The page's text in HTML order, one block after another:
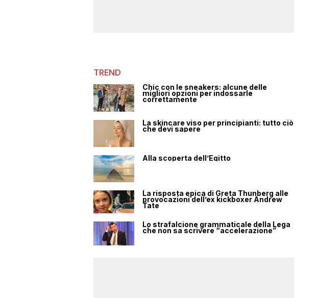
TREND
Chic con le sneakers: alcune delle
migliori opzioni per indossarle
correttamente
La skincare viso per principianti: tutto ciò
che devi sapere
Alla scoperta dell’Egitto
La risposta epica di Greta Thunberg alle
provocazioni dell’ex kickboxer Andrew
Tate
Lo strafalcione grammaticale della Lega
che non sa scrivere “accelerazione”